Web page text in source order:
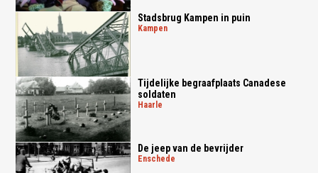
Stadsbrug Kampen in puin
kampen
Tijdelijke begraafplaats Canadese
soldaten
haarle
De jeep van de bevrijder
enschede